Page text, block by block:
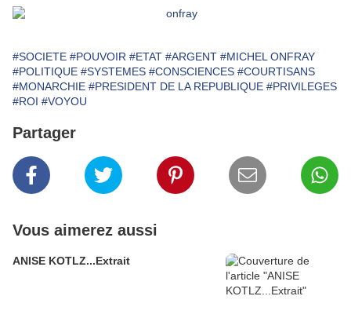
#SOCIETE #POUVOIR #ETAT #ARGENT #MICHEL ONFRAY
#POLITIQUE #SYSTEMES #CONSCIENCES #COURTISANS
#MONARCHIE #PRESIDENT DE LA REPUBLIQUE #PRIVILEGES
#ROI #VOYOU
Partager
Vous aimerez aussi
ANISE KOTLZ...Extrait